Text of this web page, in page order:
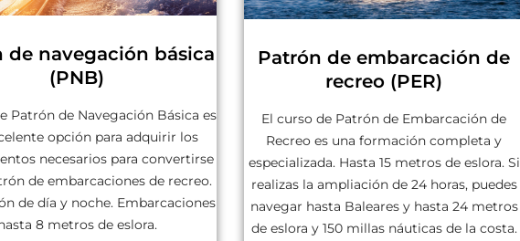
de navegación básica
(PNB)
Patrón de Navegación Básica es
opción para adquirir los
necesarios para convertirse
de embarcaciones de recreo.
de día y noche. Embarcaciones
8 metros de eslora.
Patrón de embarcación de
recreo (PER)
El curso de Patrón de Embarcación de
Recreo es una formación completa y
especializada. Hasta 15 metros de eslora. Si
realizas la ampliación de 24 horas, puedes
navegar hasta Baleares y hasta 24 metros
de eslora y 150 millas náuticas de la costa.